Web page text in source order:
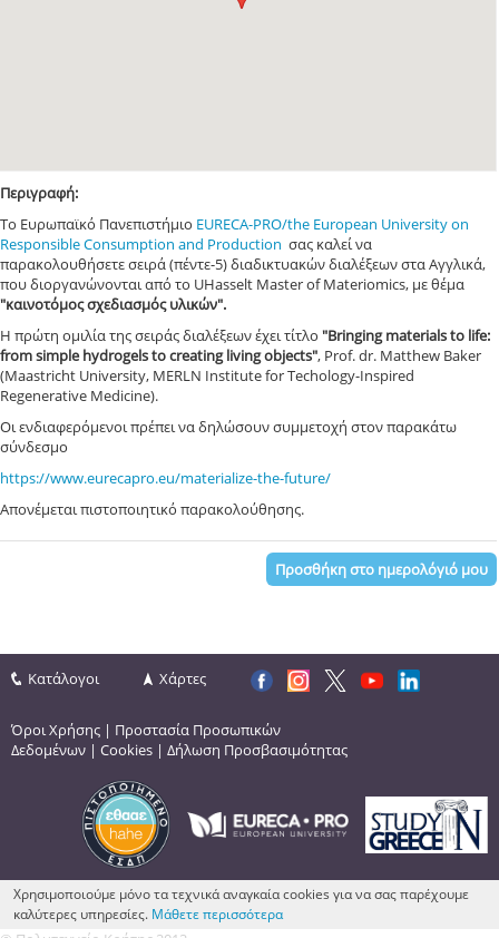
Περιγραφή:
To Ευρωπαϊκό Πανεπιστήμιο EURECA-PRO/the European University on
Responsible Consumption and Production σας καλεί να
παρακολουθήσετε σειρά (πέντε-5) διαδικτυακών διαλέξεων στα Αγγλικά,
που διοργανώνονται από το UHasselt Master of Materiomics, με θέμα
"καινοτόμος σχεδιασμός υλικών".
Η πρώτη ομιλία της σειράς διαλέξεων έχει τίτλο "Bringing materials to life:
from simple hydrogels to creating living objects", Prof. dr. Matthew Baker
(Maastricht University, MERLN Institute for Techology-Inspired
Regenerative Medicine).
Οι ενδιαφερόμενοι πρέπει να δηλώσουν συμμετοχή στον παρακάτω
σύνδεσμο
https://www.eurecapro.eu/materialize-the-future/
Απονέμεται πιστοποιητικό παρακολούθησης.
Προσθήκη στο ημερολόγιό μου
Κατάλογοι Χάρτες
Όροι Χρήσης | Προστασία Προσωπικών
Δεδομένων | Cookies | Δήλωση Προσβασιμότητας
Χρησιμοποιούμε μόνο τα τεχνικά αναγκαία cookies για να σας παρέχουμε
καλύτερες υπηρεσίες. Μάθετε περισσότερα